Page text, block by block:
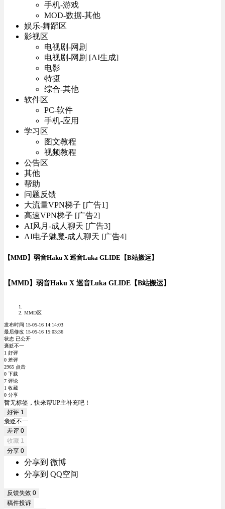
手机-游戏
MOD-数据-其他
娱乐-舞蹈区
影视区
电视剧-网剧
电视剧-网剧 [AI生成]
电影
特摄
综合-其他
软件区
PC-软件
手机-应用
学习区
图文教程
视频教程
公告区
其他
帮助
问题反馈
大流量VPN梯子 [广告1]
高速VPN梯子 [广告2]
AI风月-成人聊天 [广告3]
AI电子魅魔-成人聊天 [广告4]
【MMD】弱音Haku X 巡音Luka GLIDE【B站搬运】
【MMD】弱音Haku X 巡音Luka GLIDE【B站搬运】
MMD区
发布时间 15-05-16 14:14:03
最后修改 15-05-16 15:03:36
状态 已公开
褒贬不一
1 好评
0 差评
2965 点击
0 下载
7 评论
1 收藏
0 分享
暂无标签，快来帮UP主补充吧！
好评 1
褒贬不一
差评 0
收藏 1
分享 0
分享到 微博
分享到 QQ空间
反馈失效 0
稿件投诉